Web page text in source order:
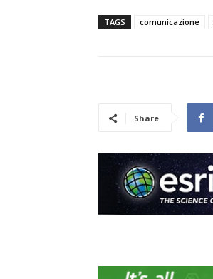
TAGS comunicazione
Share